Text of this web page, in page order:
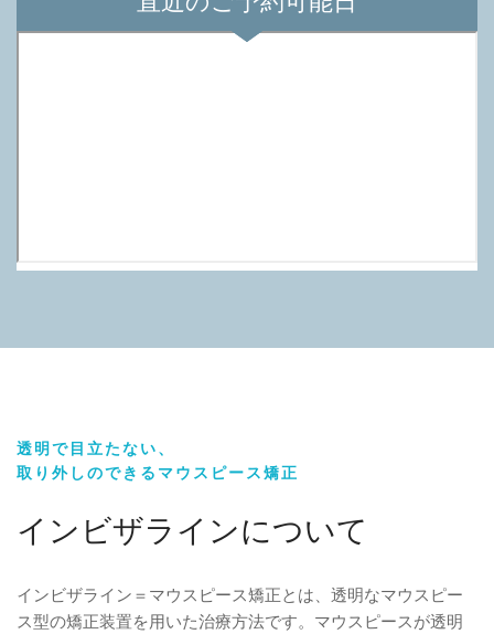
透明で目立たない、
取り外しのできるマウスピース矯正
インビザラインについて
インビザライン＝マウスピース矯正とは、透明なマウスピー
ス型の矯正装置を用いた治療方法です。マウスピースが透明